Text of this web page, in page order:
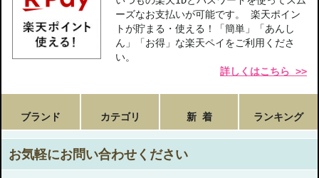
ーズなお支払いが可能です。 楽天ポイン
トが貯まる・使える！「簡単」「あんし
ん」「お得」な楽天ペイをご利用くださ
い。
詳しくはこちら >>
ブランド カテゴリ 新 着 ランキング
お気軽にお問い合わせください